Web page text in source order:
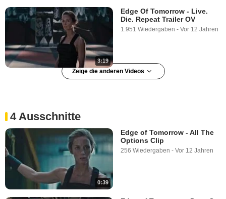
3:19
Edge Of Tomorrow - Live.
Die. Repeat Trailer OV
1.951 Wiedergaben - Vor 12 Jahren
Zeige die anderen Videos
1:00
4 Ausschnitte
0:39
Edge of Tomorrow - All The
Options Clip
256 Wiedergaben - Vor 12 Jahren